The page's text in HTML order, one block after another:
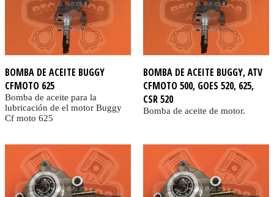
BOMBA DE ACEITE BUGGY
CFMOTO 625
Bomba de aceite para la
lubricación de el motor Buggy
Cf moto 625
BOMBA DE ACEITE BUGGY, ATV
CFMOTO 500, GOES 520, 625,
CSR 520
Bomba de aceite de motor.